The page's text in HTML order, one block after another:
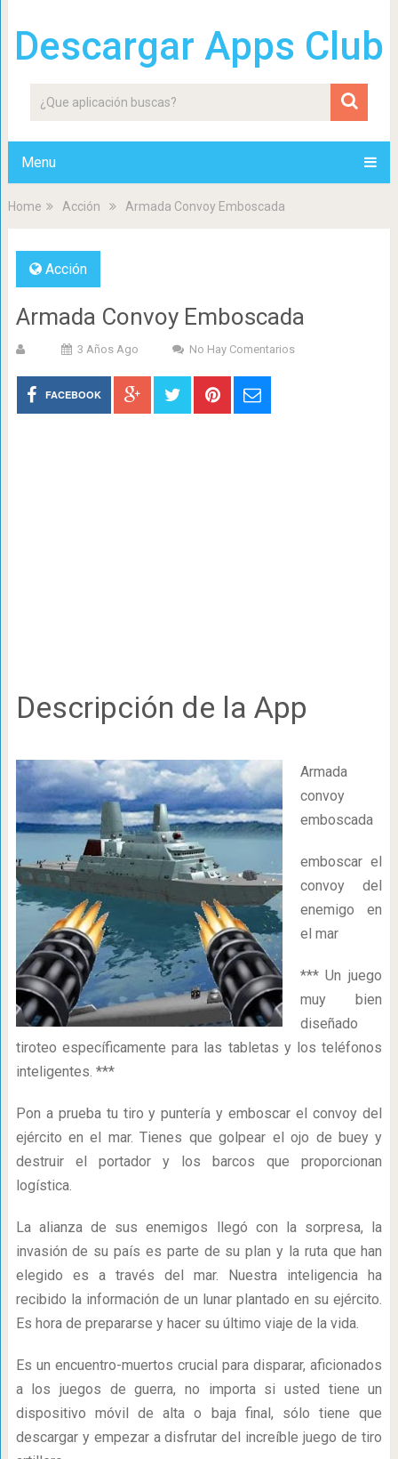
Descargar Apps Club
Menu
Home Acción Armada Convoy Emboscada
Acción
Armada Convoy Emboscada
3 Años Ago No Hay Comentarios
FACEBOOK
Descripción de la App
Armada
convoy
emboscada
emboscar el
convoy del
enemigo en
el mar
*** Un juego
muy bien
diseñado
tiroteo específicamente para las tabletas y los teléfonos
inteligentes. ***
Pon a prueba tu tiro y puntería y emboscar el convoy del
ejército en el mar. Tienes que golpear el ojo de buey y
destruir el portador y los barcos que proporcionan
logística.
La alianza de sus enemigos llegó con la sorpresa, la
invasión de su país es parte de su plan y la ruta que han
elegido es a través del mar. Nuestra inteligencia ha
recibido la información de un lunar plantado en su ejército.
Es hora de prepararse y hacer su último viaje de la vida.
Es un encuentro-muertos crucial para disparar, aficionados
a los juegos de guerra, no importa si usted tiene un
dispositivo móvil de alta o baja final, sólo tiene que
descargar y empezar a disfrutar del increíble juego de tiro